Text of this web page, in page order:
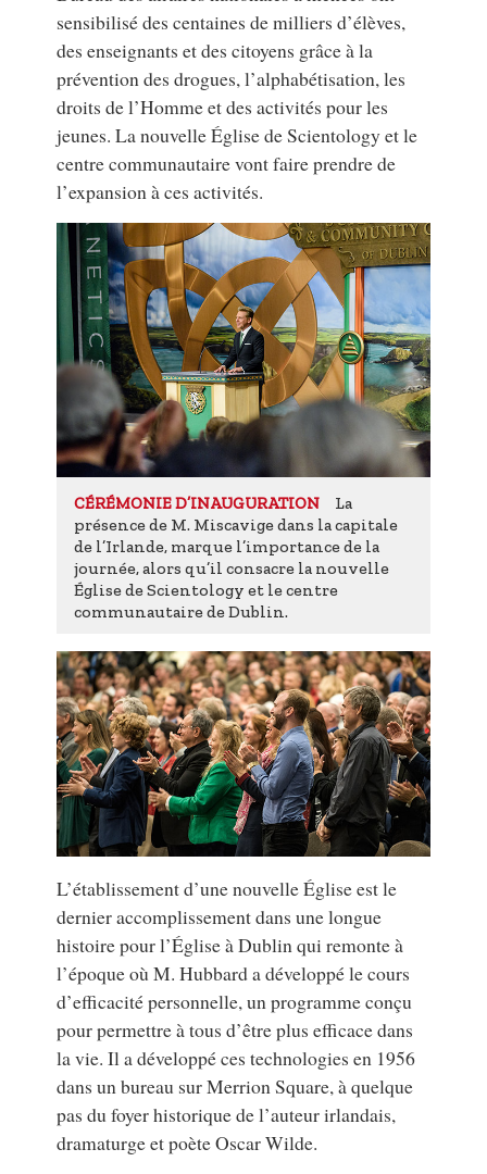
sensibilisé des centaines de milliers d’élèves,
des enseignants et des citoyens grâce à la
prévention des drogues, l’alphabétisation, les
droits de l’Homme et des activités pour les
jeunes. La nouvelle Église de Scientology et le
centre communautaire vont faire prendre de
l’expansion à ces activités.
CÉRÉMONIE D’INAUGURATION
La
présence de M. Miscavige dans la capitale
de l’Irlande, marque l’importance de la
journée, alors qu’il consacre la nouvelle
Église de Scientology et le centre
communautaire de Dublin.
L’établissement d’une nouvelle Église est le
dernier accomplissement dans une longue
histoire pour l’Église à Dublin qui remonte à
l’époque où M. Hubbard a développé le cours
d’efficacité personnelle, un programme conçu
pour permettre à tous d’être plus efficace dans
la vie. Il a développé ces technologies en 1956
dans un bureau sur Merrion Square, à quelque
pas du foyer historique de l’auteur irlandais,
dramaturge et poète Oscar Wilde.